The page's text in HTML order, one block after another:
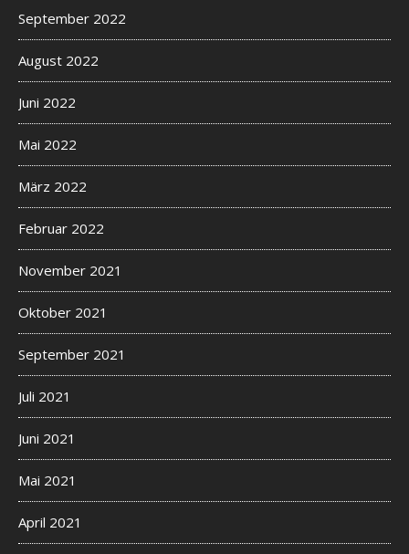
September 2022
August 2022
Juni 2022
Mai 2022
März 2022
Februar 2022
November 2021
Oktober 2021
September 2021
Juli 2021
Juni 2021
Mai 2021
April 2021